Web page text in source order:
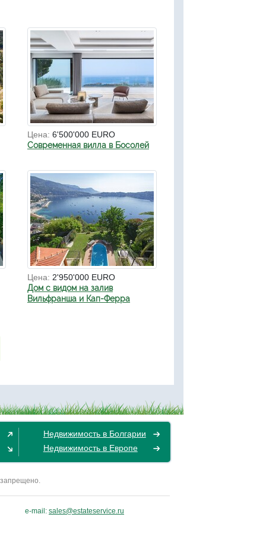
Цена: 6'500'000 EURO
Современная вилла в Босолей
Цена: 2'950'000 EURO
Дом с видом на залив
Вильфранша и Кап-Ферра
Недвижимость в Болгарии
Недвижимость в Европе
e-mail: sales@estateservice.ru